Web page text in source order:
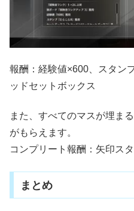
報酬：経験値×600、スタン
ッドセットボックス
また、すべてのマスが埋ま
がもらえます。
コンプリート報酬：矢印ス
まとめ